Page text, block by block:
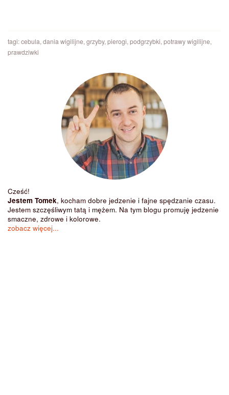
tagi:cebula,dania wigilijne,grzyby,pierogi,podgrzybki,potrawy wigilijne,
prawdziwki
Cześć!
Jestem Tomek, kocham dobre jedzenie i fajne spędzanie czasu.
Jestem szczęśliwym tatą i mężem. Na tym blogu promuję jedzenie
smaczne, zdrowe i kolorowe.
zobacz więcej...